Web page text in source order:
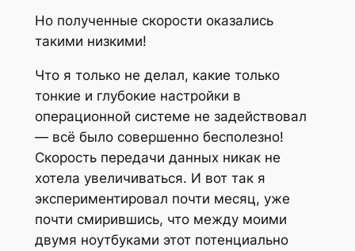
Но полученные скорости оказались
такими низкими!
Что я только не делал, какие только
тонкие и глубокие настройки в
операционной системе не задействовал
— всё было совершенно бесполезно!
Скорость передачи данных никак не
хотела увеличиваться. И вот так я
экспериментировал почти месяц, уже
почти смирившись, что между моими
двумя ноутбуками этот потенциально